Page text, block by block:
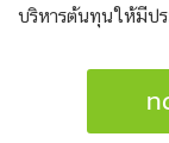
บริหารต้นทุนให้มีป
ท